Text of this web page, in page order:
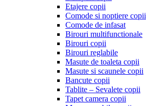
Etajere copii
Comode si noptiere copii
Comode de infasat
Birouri multifunctionale
Birouri copii
Birouri reglabile
Masute de toaleta copii
Masute si scaunele copii
Bancute copii
Tablite – Sevalete copii
Tapet camera copii